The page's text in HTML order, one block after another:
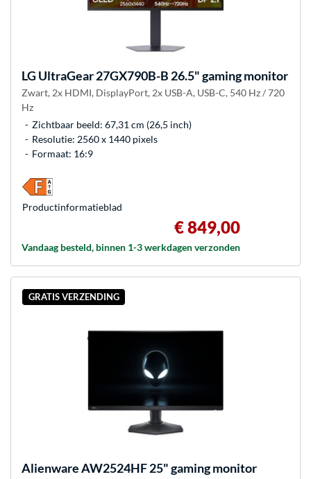
LG UltraGear 27GX790B-B 26.5" gaming monitor
Zwart, 2x HDMI, DisplayPort, 2x USB-A, USB-C, 540 Hz / 720
Hz
Zichtbaar beeld: 67,31 cm (26,5 inch)
Resolutie: 2560 x 1440 pixels
Formaat: 16:9
€ 849,00
Vandaag besteld, binnen 1-3 werkdagen verzonden
Product­informatieblad
GRATIS VERZENDING
AlienwareAW2524HF 25" gaming monitor